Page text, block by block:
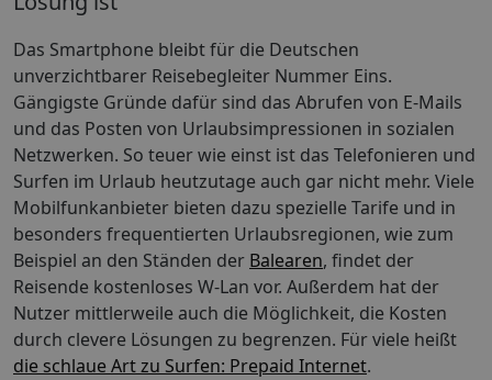
Das Smartphone bleibt für die Deutschen
unverzichtbarer Reisebegleiter Nummer Eins.
Gängigste Gründe dafür sind das Abrufen von E-Mails
und das Posten von Urlaubsimpressionen in sozialen
Netzwerken. So teuer wie einst ist das Telefonieren und
Surfen im Urlaub heutzutage auch gar nicht mehr. Viele
Mobilfunkanbieter bieten dazu spezielle Tarife und in
besonders frequentierten Urlaubsregionen, wie zum
Beispiel an den Ständen der Balearen, findet der
Reisende kostenloses W-Lan vor. Außerdem hat der
Nutzer mittlerweile auch die Möglichkeit, die Kosten
durch clevere Lösungen zu begrenzen. Für viele heißt
die schlaue Art zu Surfen: Prepaid Internet.